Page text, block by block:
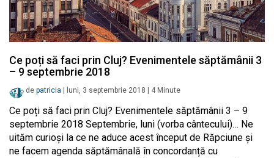
Ce poți să faci prin Cluj? Evenimentele săptămânii 3
– 9 septembrie 2018
de patricia luni, 3 septembrie 2018 4 Minute
Ce poți să faci prin Cluj? Evenimentele săptămânii 3 – 9
septembrie 2018 Septembrie, luni (vorba cântecului)… Ne
uităm curioși la ce ne aduce acest început de Răpciune și
ne facem agenda săptămânală în concordanță cu